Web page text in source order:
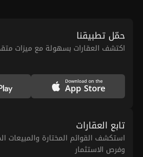
حمّل تطبيقنا
اكتشف العقارات بسهولة مع ميزات
تابع العقارات
استكشف القوائم المختارة والمبيعات
وفرص الاستثمار